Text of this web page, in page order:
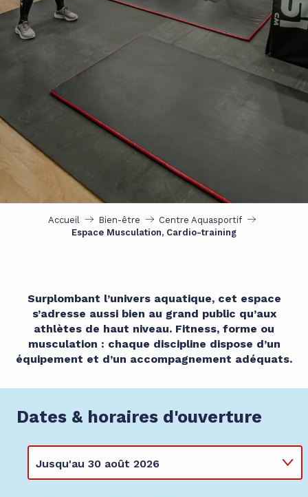
Accueil Bien-être
Centre Aquasportif
Espace Musculation, Cardio-training
Surplombant l’univers aquatique, cet espace
s’adresse aussi bien au grand public qu’aux
athlètes de haut niveau. Fitness, forme ou
musculation : chaque discipline dispose d’un
équipement et d’un accompagnement adéquats.
Dates & horaires d'ouverture
Jusqu'au 30 août 2026